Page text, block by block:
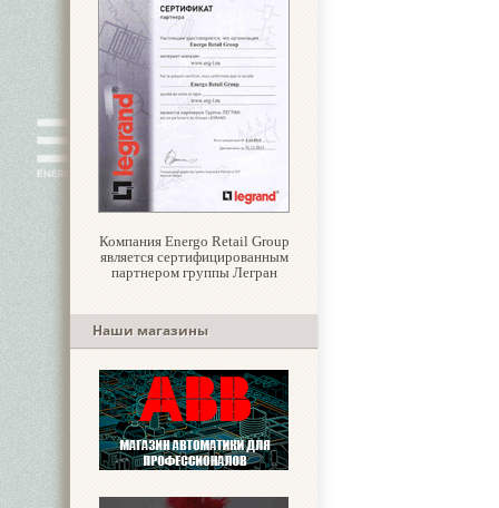
Компания Energo Retail Group
является сертифицированным
партнером группы Легран
Наши магазины